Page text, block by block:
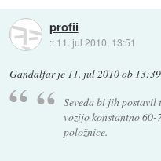
profii
:: 11. jul 2010, 13:51
Gandalfarje 11. jul 2010 ob 13:39
Seveda bi jih
vozijo konstantno
položnice.